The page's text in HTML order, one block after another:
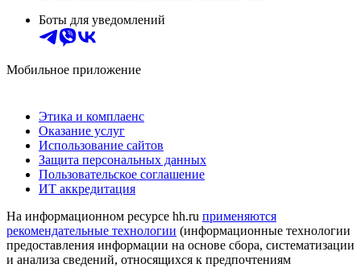
Боты для уведомлений
Мобильное приложение
Этика и комплаенс
Оказание услуг
Использование сайтов
Защита персональных данных
Пользовательское соглашение
ИТ аккредитация
На информационном ресурсе hh.ru применяются
рекомендательные технологии (информационные технологии
предоставления информации на основе сбора, систематизации
и анализа сведений, относящихся к предпочтениям